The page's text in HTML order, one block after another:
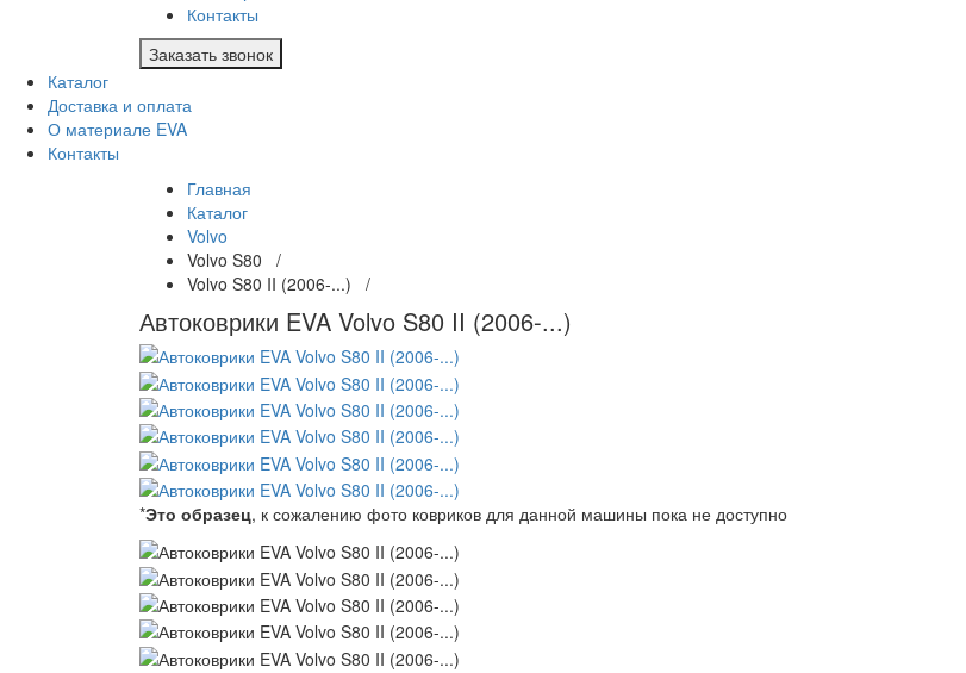
Контакты
Заказать звонок
Каталог
Доставка и оплата
О материале EVA
Контакты
Главная
Каталог
Volvo
Volvo S80 /
Volvo S80 II (2006-...) /
Автоковрики EVA Volvo S80 II (2006-...)
*Это образец, к сожалению фото ковриков для данной машины пока не доступно